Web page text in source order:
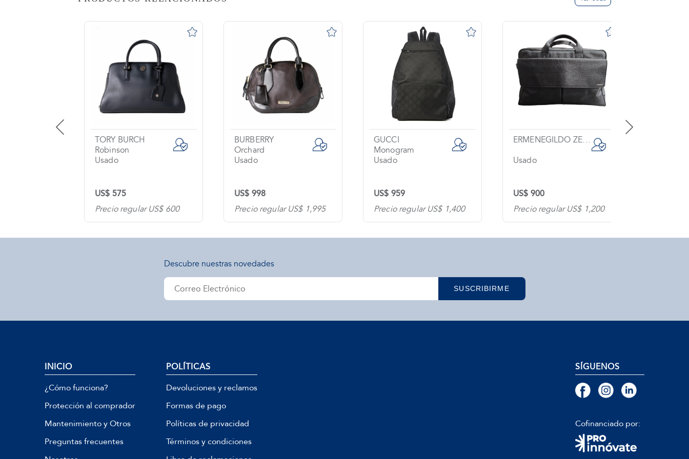
TORY BURCH
Robinson
Usado
US$ 575
Precio regular US$ 600
BURBERRY
Orchard
Usado
US$ 998
Precio regular US$ 1,995
GUCCI
Monogram
Usado
US$ 959
Precio regular US$ 1,400
ERMENEGILDO ZEGNA
Usado
US$ 900
Precio regular US$ 1,200
Descubre nuestras novedades
SUSCRIBIRME
INICIO
¿Cómo funciona?
Protección al comprador
Mantenimiento y Otros
Preguntas frecuentes
POLÍTICAS
Devoluciones y reclamos
Formas de pago
Políticas de privacidad
Términos y condiciones
SÍGUENOS
Cofinanciado por: